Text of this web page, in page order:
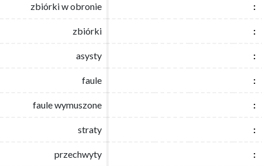
zbiórki w obronie :
zbiórki :
asysty :
faule :
faule wymuszone :
straty :
przechwyty :
zbiórki w obronie :
zbiórki :
asysty :
faule :
faule wymuszone :
straty :
przechwyty :